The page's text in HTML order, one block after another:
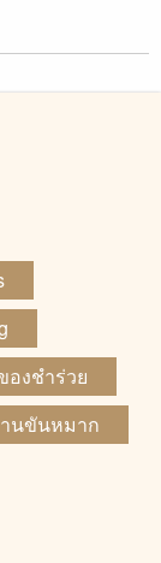
องชำร่วย
นขันหมาก